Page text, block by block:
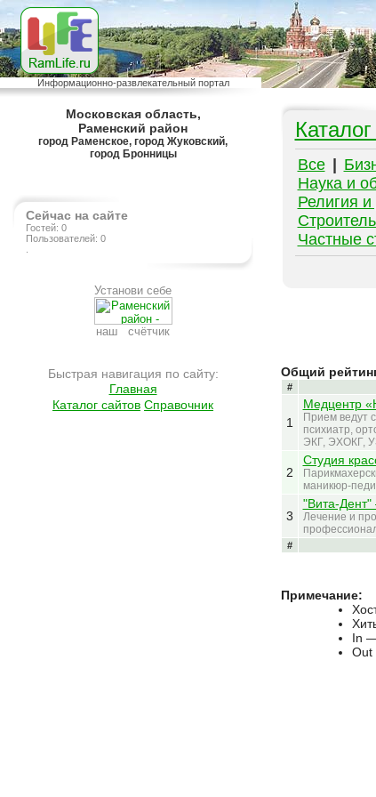
Информационно-развлекательный портал
Московская область,
Раменский район
город Раменское, город Жуковский,
город Бронницы
Сейчас на сайте
Гостей: 0
Пользователей: 0
Установи себе
наш счётчик
Быстрая навигация по сайту:
Главная
Каталог сайтов Справочник
Все
Наука и
Религия и
Частные
Общий
#
1
Медцентр
Прием ведут
психиатр,
ЭКГ, ЭХОКГ,
2
Студия
маникюр-
3
"Вита-Дент"
Лечение и
#
Примечание:
In
Out